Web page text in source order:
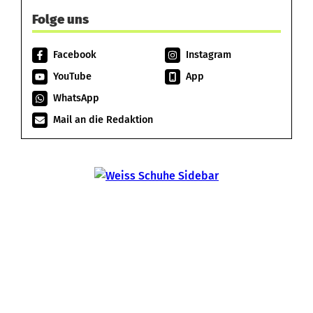
Folge uns
Facebook
Instagram
YouTube
App
WhatsApp
Mail an die Redaktion